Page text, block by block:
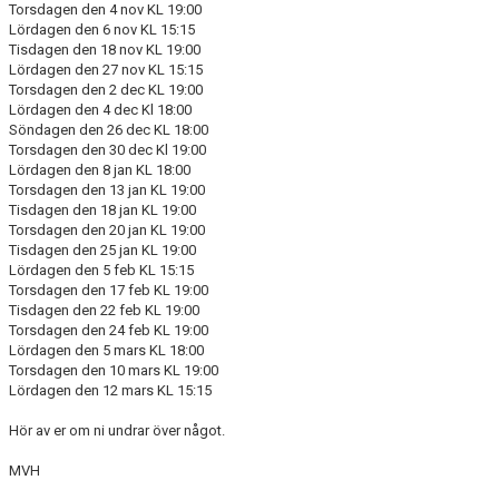
Torsdagen den 4 nov KL 19:00
Lördagen den 6 nov KL 15:15
Tisdagen den 18 nov KL 19:00
Lördagen den 27 nov KL 15:15
Torsdagen den 2 dec KL 19:00
Lördagen den 4 dec Kl 18:00
Söndagen den 26 dec KL 18:00
Torsdagen den 30 dec Kl 19:00
Lördagen den 8 jan KL 18:00
Torsdagen den 13 jan KL 19:00
Tisdagen den 18 jan KL 19:00
Torsdagen den 20 jan KL 19:00
Tisdagen den 25 jan KL 19:00
Lördagen den 5 feb KL 15:15
Torsdagen den 17 feb KL 19:00
Tisdagen den 22 feb KL 19:00
Torsdagen den 24 feb KL 19:00
Lördagen den 5 mars KL 18:00
Torsdagen den 10 mars KL 19:00
Lördagen den 12 mars KL 15:15
Hör av er om ni undrar över något.
MVH